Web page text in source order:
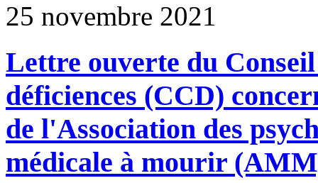
25 novembre 2021
Lettre ouverte du
déficiences (CCD)
de l'Association des
médicale à mourir